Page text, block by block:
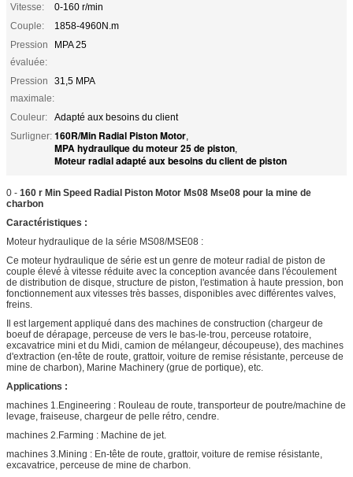
Vitesse:
0-160 r/min
Couple:
1858-4960N.m
Pression
évaluée:
MPA 25
Pression
maximale:
31,5 MPA
Couleur:
Adapté aux besoins du client
Surligner: 160R/Min Radial Piston Motor,
MPA hydraulique du moteur 25 de piston,
Moteur radial adapté aux besoins du client de piston
0 - 160 r Min Speed Radial Piston Motor Ms08 Mse08 pour la mine de
charbon
Caractéristiques :
Moteur hydraulique de la série MS08/MSE08 :
Ce moteur hydraulique de série est un genre de moteur radial de piston de
couple élevé à vitesse réduite avec la conception avancée dans l'écoulement
de distribution de disque, structure de piston, l'estimation à haute pression, bon
fonctionnement aux vitesses très basses, disponibles avec différentes valves,
freins.
Il est largement appliqué dans des machines de construction (chargeur de
boeuf de dérapage, perceuse de vers le bas-le-trou, perceuse rotatoire,
excavatrice mini et du Midi, camion de mélangeur, découpeuse), des machines
d'extraction (en-tête de route, grattoir, voiture de remise résistante, perceuse de
mine de charbon), Marine Machinery (grue de portique), etc.
Applications :
machines 1.Engineering : Rouleau de route, transporteur de poutre/machine de
levage, fraiseuse, chargeur de pelle rétro, cendre.
machines 2.Farming : Machine de jet.
machines 3.Mining : En-tête de route, grattoir, voiture de remise résistante,
excavatrice, perceuse de mine de charbon.